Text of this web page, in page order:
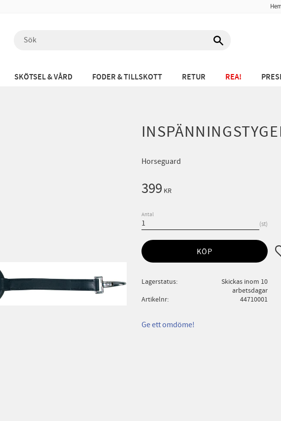
SKÖTSEL & VÅRD FODER & TILLSKOTT RETUR REA!
Horseguard
399 KR
Antal
st
KÖP
Lagerstatus
Skickas inom 10
arbetsdagar
Artikelnr
44710001
Ge ett omdöme!